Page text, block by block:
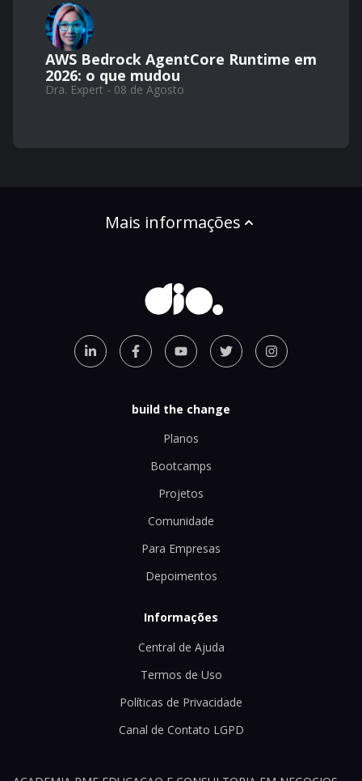
AWS Bedrock AgentCore Runtime em
2026: o que mudou
Dra. Expert - 08 de Agosto
Mais informações
build the change
Planos
Bootcamps
Projetos
Comunidade
Para Empresas
Depoimentos
Informações
Central de Ajuda
Termos de Uso
Políticas de Privacidade
Canal de Contato LGPD